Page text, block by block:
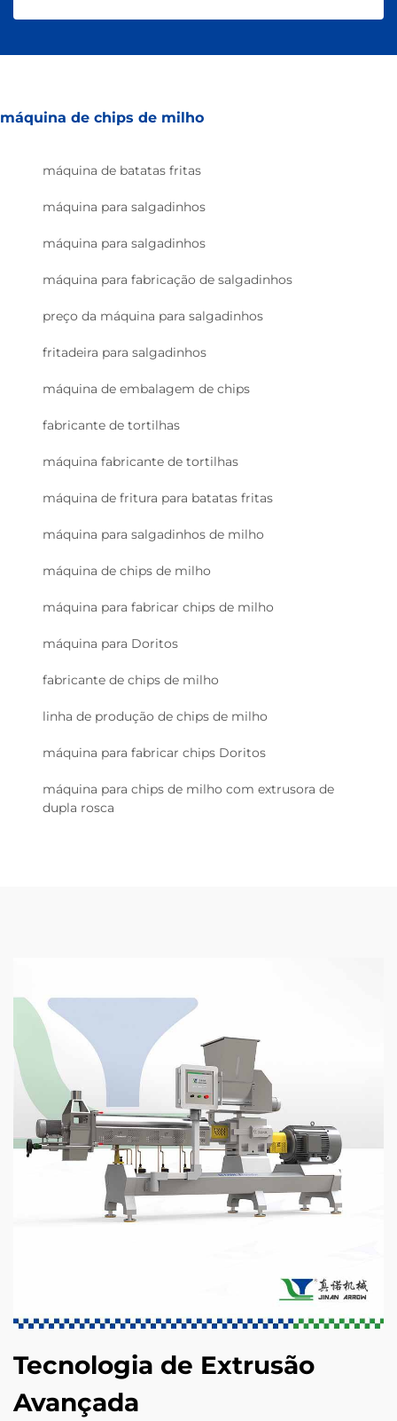
máquina de chips de milho
máquina de batatas fritas
máquina para salgadinhos
máquina para salgadinhos
máquina para fabricação de salgadinhos
preço da máquina para salgadinhos
fritadeira para salgadinhos
máquina de embalagem de chips
fabricante de tortilhas
máquina fabricante de tortilhas
máquina de fritura para batatas fritas
máquina para salgadinhos de milho
máquina de chips de milho
máquina para fabricar chips de milho
máquina para Doritos
fabricante de chips de milho
linha de produção de chips de milho
máquina para fabricar chips Doritos
máquina para chips de milho com extrusora de
dupla rosca
Tecnologia de Extrusão
Avançada